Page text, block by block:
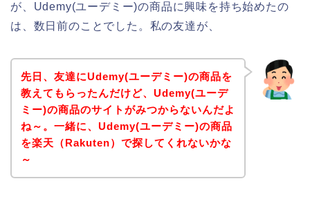
が、Udemy(ユーデミー)の商品に興味を持ち始めたの
は、数日前のことでした。私の友達が、
先日、友達にUdemy(ユーデミー)の商品を
教えてもらったんだけど、Udemy(ユーデ
ミー)の商品のサイトがみつからないんだよ
ね～。一緒に、Udemy(ユーデミー)の商品
を楽天（Rakuten）で探してくれないかな
～